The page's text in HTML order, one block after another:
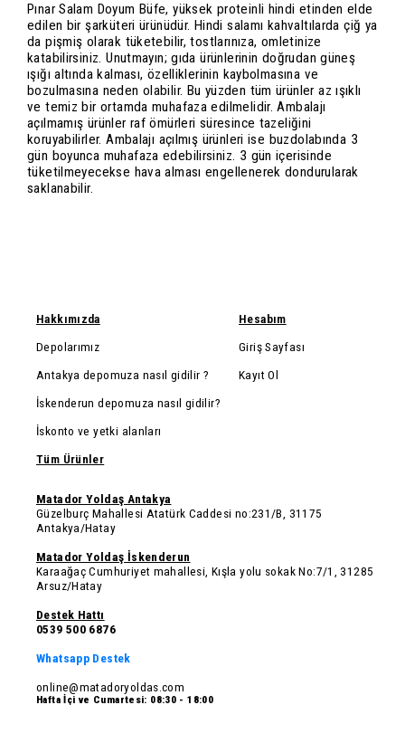
Pınar Salam Doyum Büfe, yüksek proteinli hindi etinden elde
edilen bir şarküteri ürünüdür. Hindi salamı kahvaltılarda çiğ ya
da pişmiş olarak tüketebilir, tostlarınıza, omletinize
katabilirsiniz. Unutmayın; gıda ürünlerinin doğrudan güneş
ışığı altında kalması, özelliklerinin kaybolmasına ve
bozulmasına neden olabilir. Bu yüzden tüm ürünler az ışıklı
ve temiz bir ortamda muhafaza edilmelidir. Ambalajı
açılmamış ürünler raf ömürleri süresince tazeliğini
koruyabilirler. Ambalajı açılmış ürünleri ise buzdolabında 3
gün boyunca muhafaza edebilirsiniz. 3 gün içerisinde
tüketilmeyecekse hava alması engellenerek dondurularak
saklanabilir.
Hakkımızda
Depolarımız
Antakya depomuza nasıl gidilir ?
İskenderun depomuza nasıl gidilir?
İskonto ve yetki alanları
Hesabım
Giriş Sayfası
Kayıt Ol
Tüm Ürünler
Matador Yoldaş Antakya
Güzelburç Mahallesi Atatürk Caddesi no:231/B, 31175
Antakya/Hatay
Matador Yoldaş İskenderun
Karaağaç Cumhuriyet mahallesi, Kışla yolu sokak No:7/1, 31285
Arsuz/Hatay
Destek Hattı
0539 500 6876
Whatsapp Destek
online@matadoryoldas.com
Hafta İçi ve Cumartesi: 08:30 - 18:00